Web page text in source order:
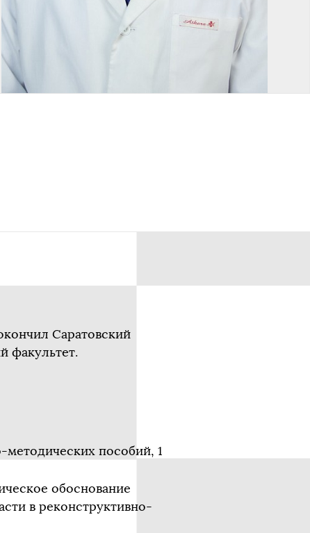
Саратовский
факультет.
методических пособий, 1
обоснование
в реконструктивно-